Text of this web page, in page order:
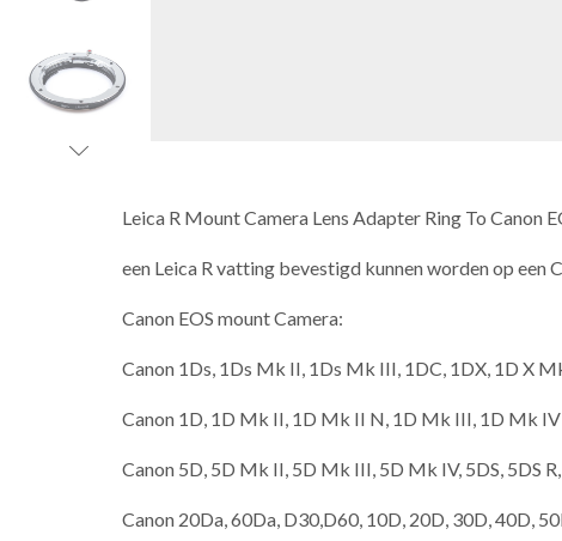
Leica R Mount Camera Lens Adapter Ring To Canon
een Leica R vatting bevestigd kunnen worden op een
Canon EOS mount Camera:
Canon 1Ds, 1Ds Mk II, 1Ds Mk III, 1DC, 1DX, 1D X
Canon 1D, 1D Mk II, 1D Mk II N, 1D Mk III, 1D Mk IV
Canon 5D, 5D Mk II, 5D Mk III, 5D Mk IV, 5DS, 5DS
Canon 20Da, 60Da, D30,D60, 10D, 20D, 30D, 40D,